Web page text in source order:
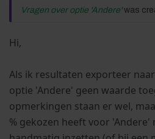
Vragen over optie 'Andere'was
Hi,
Als ik resultaten exporteer
optie 'Andere' geen waarde
opmerkingen staan er wel,
% gekozen heeft voor 'Andere'